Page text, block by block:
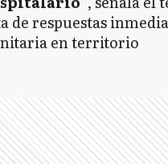
respuestas
en territorio